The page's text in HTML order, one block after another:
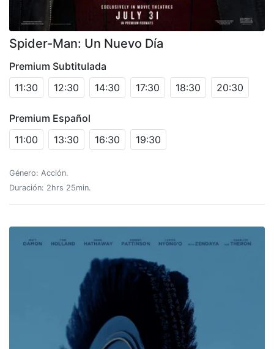
Spider-Man: Un Nuevo Día
Premium Subtitulada
11:30
12:30 14:30 17:30 18:30 20:30
Premium Español
11:00
13:30 16:30 19:30
Género: Acción.
Duración: 2hrs 25min.